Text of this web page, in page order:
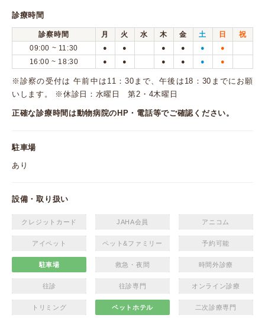
診療時間
診察時間 月 火 水 木 金 土 日
祝
09:00 ~ 11:30
● ● ● ● ● ●
16:00 ~ 18:30 ● ● ● ● ● ●
※診察の受付は 午前中は11：30まで、午後は18：30までにお願
いします。 ※休診日：水曜日 第2・4木曜日
正確な診療時間は動物病院のHP・電話等でご確認ください。
駐車場
あり
設備・取り扱い
クレジットカード JAHA会員 アニコム
アイペット ペット&ファミリー 予約可能
駐車場 救急・夜間 時間外診療
往診 往診専門 オンライン診療
トリミング ペットホテル 二次診療専門